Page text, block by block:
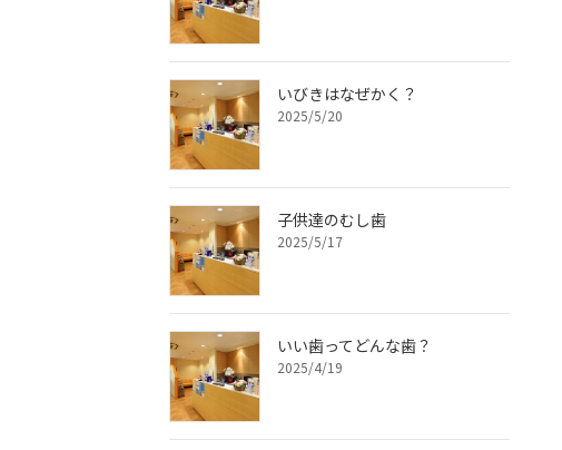
いびきはなぜかく？
2025/5/20
子供達のむし歯
2025/5/17
いい歯ってどんな歯？
2025/4/19